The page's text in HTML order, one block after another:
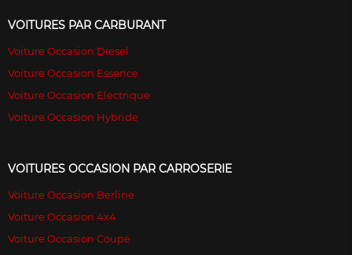
VOITURES PAR CARBURANT
Voiture Occasion Diesel
Voiture Occasion Essence
Voiture Occasion Electrique
Voiture Occasion Hybride
VOITURES OCCASION PAR CARROSERIE
Voiture Occasion Berline
Voiture Occasion 4x4
Voiture Occasion Coupé